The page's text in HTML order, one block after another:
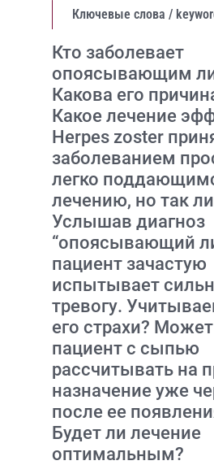
Ключевые слова /
Кто заболевает
опоясывающим
Какова его
Какое лечение
Herpes zoster
заболеванием
легко
лечению, но так
Услышав диагноз
“опоясывающий
пациент зачастую
испытывает
тревогу.
его страхи?
пациент с сыпью
рассчитывать на
назначение уже
после ее
Будет ли лечение
оптимальным?